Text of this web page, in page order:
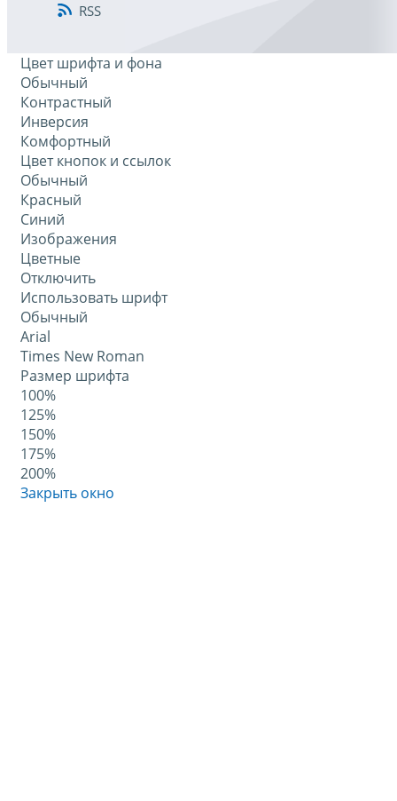
RSS
Цвет шрифта и фона
Обычный
Контрастный
Инверсия
Комфортный
Цвет кнопок и ссылок
Обычный
Красный
Синий
Изображения
Цветные
Отключить
Использовать шрифт
Обычный
Arial
Times New Roman
Размер шрифта
100%
125%
150%
175%
200%
Закрыть окно